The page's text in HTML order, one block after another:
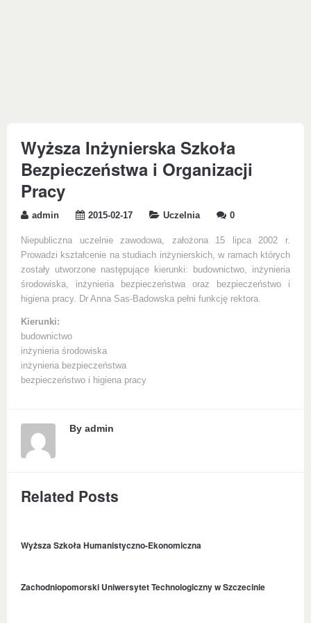
Wyższa Inżynierska Szkoła
Bezpieczeństwa i Organizacji
Pracy
admin 2015-02-17 Uczelnia 0
Niepubliczna uczelnie zawodowa, założona 15 lipca 2002 r.
Prowadzi kształcenie na studiach inżynierskich, w ramach których
zostały utworzone następujące kierunki: budownictwo, inżynieria
środowiska, inżynieria bezpieczeństwa oraz bezpieczeństwo i
higiena pracy. Dr Anna Sas-Badowska pełni funkcję rektora.
Kierunki:
budownictwo
inżynieria środowiska
inżynieria bezpieczeństwa
bezpieczeństwo i higiena pracy
By admin
Related Posts
Wyższa Szkoła Humanistyczno-Ekonomiczna
Zachodniopomorski Uniwersytet Technologiczny w Szczecinie